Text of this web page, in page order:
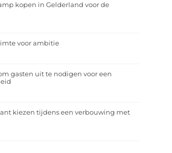
kopen in Gelderland voor de
voor ambitie
gasten uit te nodigen voor een
kiezen tijdens een verbouwing met